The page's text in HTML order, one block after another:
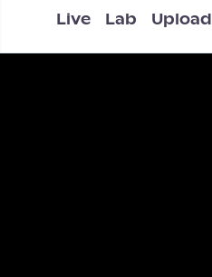
Hauptnavigation
Live Lab Upload